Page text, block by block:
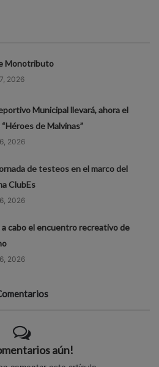
Monotributo
2026
Municipal llevará, ahora el
de Malvinas”
2026
de testeos en el marco del
ClubEs
2026
a cabo el encuentro recreativo de
2026
aún!